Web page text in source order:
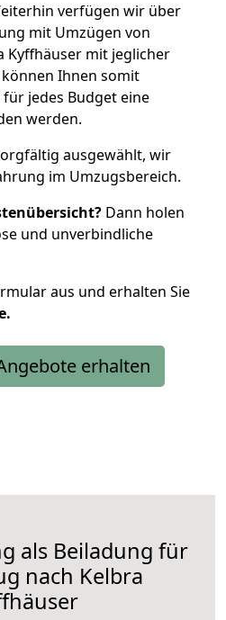
verfügen wir über
mit Umzügen von
Kyffhäuser mit jeglicher
Ihnen somit
jedes Budget eine
werden.
ausgewählt, wir
im Umzugsbereich.
Dann holen
und unverbindliche
aus und erhalten Sie
erhalten
als Beiladung für
nach Kelbra